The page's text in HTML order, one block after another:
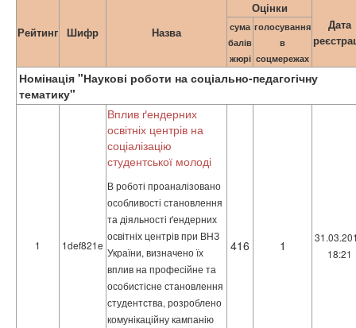
Рейтинг Шифр Назва
Оцінки
Дата
сума
балів
жюрі
голосування
в
соцмережах
Номінація "Наукові роботи на соціально-педагогічну
тематику"
1 1def821e
Вплив ґендерних
освітніх центрів на
соціалізацію
студентської молоді
В роботі проаналізовано
особливості становлення
та діяльності ґендерних
освітніх центрів при ВНЗ
України, визначено їх
вплив на професійне та
особистісне становлення
студентства, розроблено
комунікаційну кампанію
416 1
18:21